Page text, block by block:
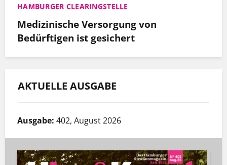
HAMBURGER CLEARINGSTELLE
Medizinische Versorgung von
Bedürftigen ist gesichert
AKTUELLE AUSGABE
Ausgabe: 402, August 2026